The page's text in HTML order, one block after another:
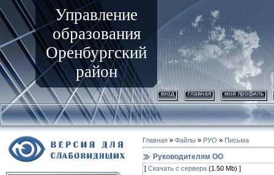
Управление
образования
Оренбургский
район
вход главная мой профиль
Главная » Файлы » РУО » Письма
Руководителям ОО
[ Скачать с сервера (1.50 Mb) ]